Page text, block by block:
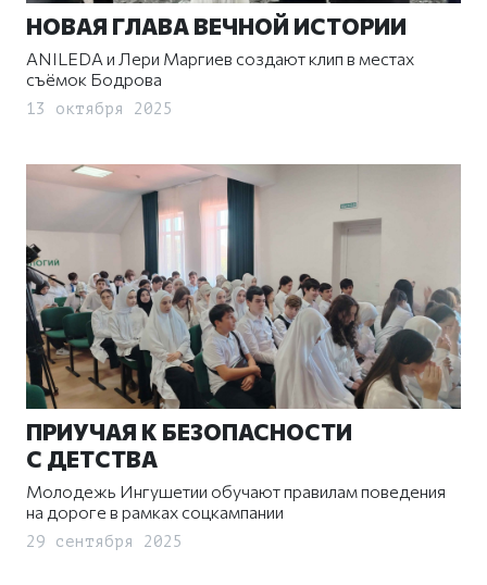
НОВАЯ ГЛАВА ВЕЧНОЙ ИСТОРИИ
ANILEDA и Лери Маргиев создают клип в местах
съёмок Бодрова
13 октября 2025
ПРИУЧАЯ К БЕЗОПАСНОСТИ
С ДЕТСТВА
Молодежь Ингушетии обучают правилам поведения
на дороге в рамках соцкампании
29 сентября 2025